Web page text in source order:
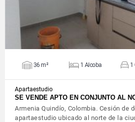
36 m² 1 Alcoba 1
Apartaestudio
SE VENDE APTO EN CONJUNTO AL
Armenia Quindío, Colombia. Cesión de
apartaestudio ubicado al norte de la